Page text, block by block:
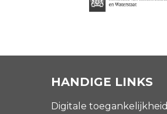
HANDIGE LINKS
Digitale toegankelijkheid